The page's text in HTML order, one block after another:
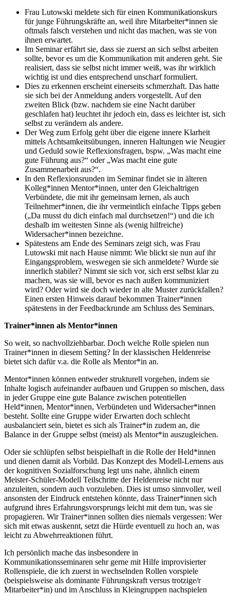
Frau Lutowski meldete sich für einen Kommunikationskurs
für junge Führungskräfte an, weil ihre Mitarbeiter*innen sie
oftmals falsch verstehen und nicht das machen, was sie von
ihnen erwartet.
Im Seminar erfährt sie, dass sie zuerst an sich selbst arbeiten
sollte, bevor es um die Kommunikation mit anderen geht. Sie
realisiert, dass sie selbst nicht immer weiß, was ihr wirklich
wichtig ist und dies entsprechend unscharf formuliert.
Dies zu erkennen erscheint einerseits schmerzhaft. Das hatte
sie sich bei der Anmeldung anders vorgestellt. Auf den
zweiten Blick (bzw. nachdem sie eine Nacht darüber
geschlafen hat) leuchtet ihr jedoch ein, dass es leichter ist, sich
selbst zu verändern als andere.
Der Weg zum Erfolg geht über die eigene innere Klarheit
mittels Achtsamkeitsübungen, inneren Haltungen wie Neugier
und Geduld sowie Reflexionsfragen, bspw. „Was macht eine
gute Führung aus?“ oder „Was macht eine gute
Zusammenarbeit aus?“.
In den Reflexionsrunden im Seminar findet sie in älteren
Kolleg*innen Mentor*innen, unter den Gleichaltrigen
Verbündete, die mit ihr gemeinsam lernen, als auch
Teilnehmer*innen, die ihr vermeintlich einfache Tipps geben
(„Da musst du dich einfach mal durchsetzen!“) und die ich
deshalb im weitesten Sinne als (wenig hilfreiche)
Widersacher*innen bezeichne.
Spätestens am Ende des Seminars zeigt sich, was Frau
Lutowski mit nach Hause nimmt: Wie blickt sie nun auf ihr
Eingangsproblem, weswegen sie sich anmeldete? Wurde sie
innerlich stabiler? Nimmt sie sich vor, sich erst selbst klar zu
machen, was sie will, bevor es nach außen kommuniziert
wird? Oder wird sie doch wieder in alte Muster zurückfallen?
Einen ersten Hinweis darauf bekommen Trainer*innen
spätestens in der Feedbackrunde am Schluss des Seminars.
Trainer*innen als Mentor*innen
So weit, so nachvollziehbarbar. Doch welche Rolle spielen nun
Trainer*innen in diesem Setting? In der klassischen Heldenreise
bietet sich dafür v.a. die Rolle als Mentor*in an.
Mentor*innen können entweder strukturell vorgehen, indem sie
Inhalte logisch aufeinander aufbauen und Gruppen so mischen, dass
in jeder Gruppe eine gute Balance zwischen potentiellen
Held*innen, Mentor*innen, Verbündeten und Widersacher*innen
besteht. Sollte eine Gruppe wider Erwarten doch schlecht
ausbalanciert sein, bietet es sich als Trainer*in zudem an, die
Balance in der Gruppe selbst (meist) als Mentor*in auszugleichen.
Oder sie schlüpfen selbst beispielhaft in die Rolle der Held*innen
und dienen damit als Vorbild. Das Konzept des Modell-Lernens aus
der kognitiven Sozialforschung legt uns nahe, ähnlich einem
Meister-Schüler-Modell Teilschritte der Heldenreise nicht nur
anzuleiten, sondern auch vorzuleben. Dies ist umso sinnvoller, weil
ansonsten der Eindruck entstehen könnte, dass Trainer*innen sich
aufgrund ihres Erfahrungsvorsprungs leicht mit dem tun, was sie
propagieren. Wir Trainer*innen sollten dies niemals vergessen: Wer
sich mit etwas auskennt, setzt die Hürde eventuell zu hoch an, was
leicht zu Abwehrreaktionen führt.
Ich persönlich mache das insbesondere in
Kommunikationsseminaren sehr gerne mit Hilfe improvisierter
Rollenspiele, die ich zuerst in wechselnden Rollen vorspiele
(beispielsweise als dominante Führungskraft versus trotzige/r
Mitarbeiter*in) und im Anschluss in Kleingruppen nachspielen